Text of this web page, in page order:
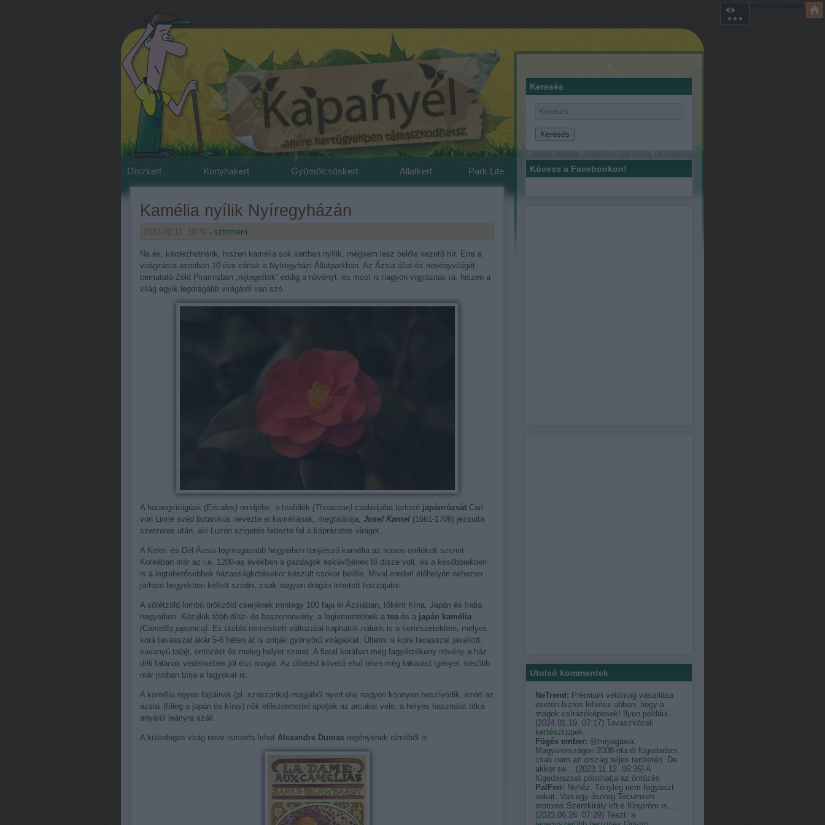
Díszkert Konyhakert Gyümölcsöskert Állatkert Park Life
Kamélia nyílik Nyíregyházán
2013.02.11. 10:30 - sztroberri
Na és, kérdezhetnénk, hiszen kamélia sok kertben nyílik, mégsem lesz belőle vezető hír. Erre a
virágzásra azonban 10 éve vártak a Nyíregyházi Állatparkban. Az Ázsia állat-és növényvilágát
bemutató Zöld Piramisban „rejtegették” eddig a növényt, és most is nagyon vigyáznak rá, hiszen a
világ egyik legdrágább virágáról van szó.
A harangvirágúak (Ericales) rendjébe, a teafélék (Theaceae) családjába tartozó japánrózsát Carl
von Linné svéd botanikus nevezte el kaméliának, megtalálója, Josef Kamel (1661-1706) jezsuita
szerzetes után, aki Luzon szigetén fedezte fel a káprázatos virágot.
A Kelet- és Dél-Ázsia legmagasabb hegyeiben tenyésző kamélia az írásos emlékek szerint
Koreában már az i.e. 1200-as években a gazdagok esküvőjének fő dísze volt, és a későbbiekben
is a legtehetősebbek házasságkötésekor készült csokor belőle. Mivel eredeti élőhelyén nehezen
járható hegyekben kellett szedni, csak nagyon drágán lehetett hozzájutni.
A sötétzöld lombú örökzöld cserjének mintegy 100 faja él Ázsiában, főként Kína, Japán és India
hegyeiben. Közülük több dísz- és haszonnövény, a legismertebbek a tea és a japán kamélia
(Camellia japonica). Ez utóbbi nemesített változatai kaphatók nálunk is a kertészetekben, melyek
kora tavasszal akár 5-6 héten át is ontják gyönyörű virágaikat. Ültetni is kora tavasszal javallott;
savanyú talajt, öntözést és meleg helyet szeret. A fiatal korában még fagyérzékeny növény a ház
déli falának védelmében jól érzi magát. Az ültetést követő első télen még takarást igényel, később
már jobban bírja a fagyokat is.
A kamélia egyes fajtáinak (pl. szaszanka) magjából nyert olaj nagyon könnyen beszívódik, ezért az
ázsiai (főleg a japán és kínai) nők előszeretettel ápolják az arcukat vele, a helyes használat titka
anyáról leányra száll.
A különleges virág neve ismerős lehet Alexandre Dumas regényének címéből is.
Keresés
Kövess a Facebookon!
Utolsó kommentek
NeTrend: Prèmium vetőmag vásárlása
esetén biztos lehetsz abban, hogy a
magok csírázókèpesek! Ilyen például ...
(2024.01.19. 07:17) Tavaszközeli
kertésztippek
Fügés ember: @miyagawa:
Magyarországon 2008-óta él fügedarázs,
csak nem az ország teljes területén. De
akkor se... (2023.11.12. 06:36) A
fügedarazsat pótolhatja az öntözés
PalFeri: Nehéz. Tényleg nem fogyaszt
sokat. Van egy ősöreg Tecumseh
motoros Szentkirály kft-s fűnyíróm is, ...
(2023.06.26. 07:29) Teszt: a